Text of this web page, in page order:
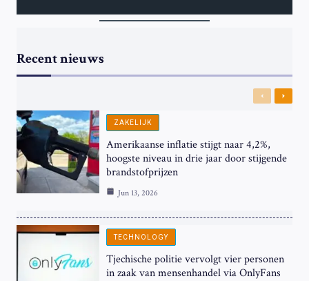
Recent nieuws
Previous
Next
ZAKELIJK
Amerikaanse inflatie stijgt naar 4,2%,
hoogste niveau in drie jaar door stijgende
brandstofprijzen
Jun 13, 2026
TECHNOLOGY
Tjechische politie vervolgt vier personen
in zaak van mensenhandel via OnlyFans